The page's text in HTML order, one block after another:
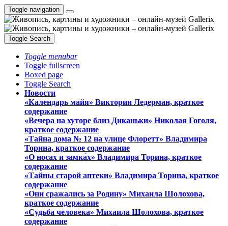
Toggle navigation
Toggle Search
Toggle menubar
Toggle fullscreen
Boxed page
Toggle Search
Новости
«Календарь майя» Виктории Ледерман, краткое
содержание
«Вечера на хуторе близ Диканьки» Николая Гоголя,
краткое содержание
«Тайна дома № 12 на улице Флоретт» Владимира
Торина, краткое содержание
«О носах и замка́х» Владимира Торина, краткое
содержание
«Тайны старой аптеки» Владимира Торина, краткое
содержание
«Они сражались за Родину» Михаила Шолохова,
краткое содержание
«Судьба человека» Михаила Шолохова, краткое
содержание